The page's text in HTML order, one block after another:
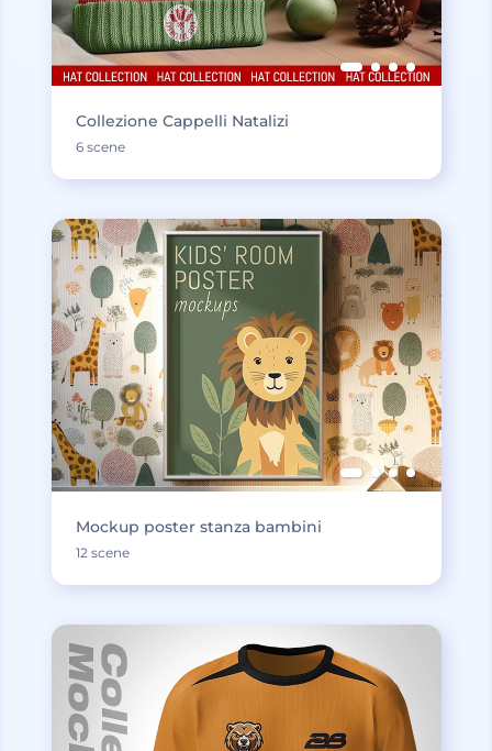
Collezione Cappelli Natalizi
6 scene
Mockup poster stanza bambini
12 scene